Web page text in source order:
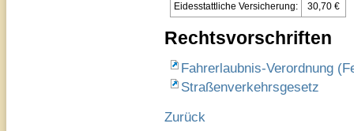
Eidesstattliche Versicherung:
30,70 €
Rechtsvorschriften
Fahrerlaubnis-Verordnung
Straßenverkehrsgesetz
Zurück